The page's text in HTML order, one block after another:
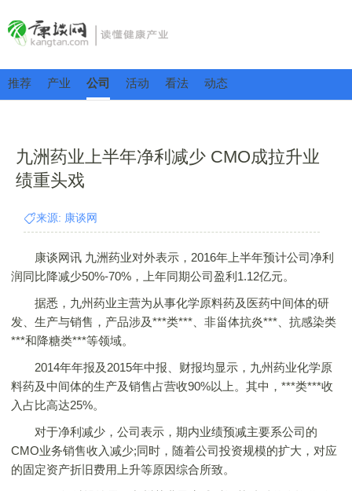
推荐 产业 公司 活动 看法 动态
九洲药业上半年净利减少 CMO成拉升业
绩重头戏
来源: 康谈网
康谈网讯 九洲药业对外表示，2016年上半年预计公司净利
润同比降减少50%-70%，上年同期公司盈利1.12亿元。
据悉，九州药业主营为从事化学原料药及医药中间体的研
发、生产与销售，产品涉及***类***、非甾体抗炎***、抗感染类
***和降糖类***等领域。
2014年年报及2015年中报、财报均显示，九州药业化学原
料药及中间体的生产及销售占营收90%以上。其中，***类***收
入占比高达25%。
对于净利减少，公司表示，期内业绩预减主要系公司的
CMO业务销售收入减少;同时，随着公司投资规模的扩大，对应
的固定资产折旧费用上升等原因综合所致。